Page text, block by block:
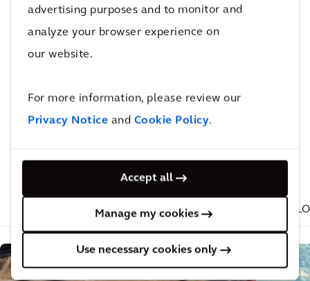
advertising purposes and to monitor and
analyze your browser experience on
our website.
For more information, please review our
Privacy Notice and Cookie Policy.
Accept all
Manage my cookies
Use necessary cookies only
relativi per 100 città del mondo in sei
continenti.
Vuoi continuare a leggere?
Anche questo potrebbe
interessarti
PROGETTI CORRELATI ARTICOLI CORRELATI